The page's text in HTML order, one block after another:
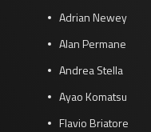
Adrian Newey
Alan Permane
Andrea Stella
Ayao Komatsu
Flavio Briatore